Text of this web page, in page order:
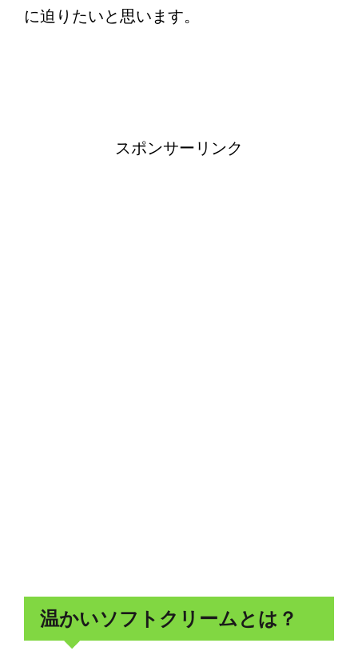
に迫りたいと思います。
スポンサーリンク
温かいソフトクリームとは？